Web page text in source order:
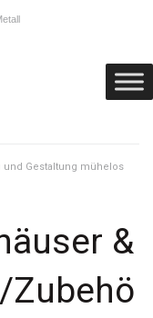
und Gestaltung mühelos
&